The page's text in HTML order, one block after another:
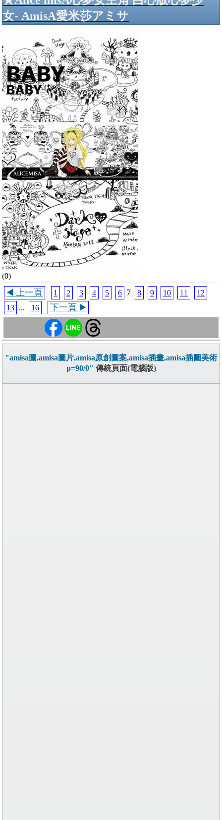
女- AmisA愛米莎アミサ
(0)
◀️ 上一頁 1 2 3 4 5 6 7 8 9 10 11
12
13 ... 16 下一頁 ▶️
"amisa圖,amisa圖片,amisa原創圖案,amisa插畫,amisa插圖美術
p=90/0" 傳統頁面(電腦版)